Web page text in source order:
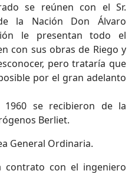
se reúnen con el Sr.
la Nación Don Álvaro
le presentan todo el
con sus obras de Riego y
pero trataría que
por el gran adelanto
se recibieron de la
Berliet.
General Ordinaria.
contrato con el ingeniero